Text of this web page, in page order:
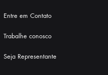
Entre em Contato
Trabalhe conosco
Seja Representante